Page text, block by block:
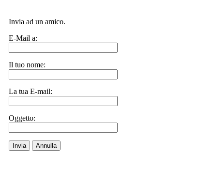
Invia ad un amico.
E-Mail a:
Il tuo nome:
La tua E-mail:
Oggetto:
Invia Annulla